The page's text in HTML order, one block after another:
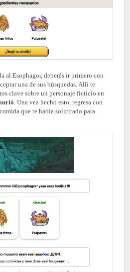
al Esophagor, deberás ir primero con
una de sus búsquedas. Allí te
clave sobre un personaje ficticio en
. Una vez hecho esto, regresa con
que te había solicitado para